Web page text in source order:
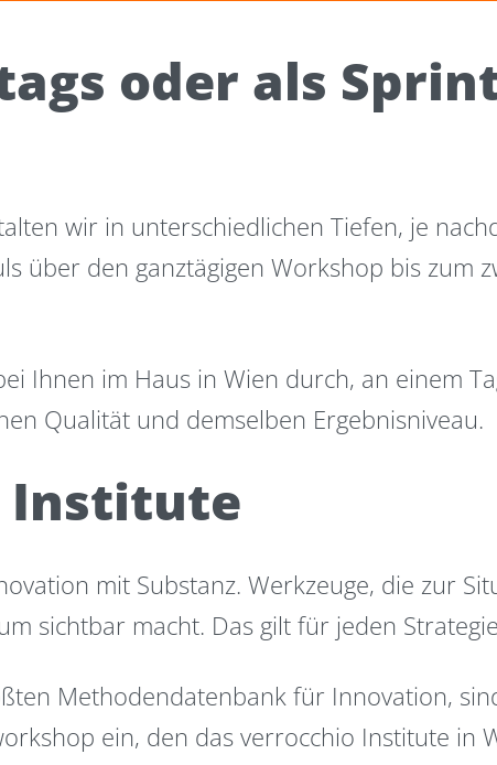
oder als
wir in unterschiedlichen Tiefen, je
über den ganztägigen Workshop bis zum
Ihnen im Haus in Wien durch, an einem
Qualität und demselben Ergebnisniveau.
Institute
mit Substanz. Werkzeuge, die zur
sichtbar macht. Das gilt für jeden
Methodendatenbank für Innovation,
ein, den das verrocchio Institute in